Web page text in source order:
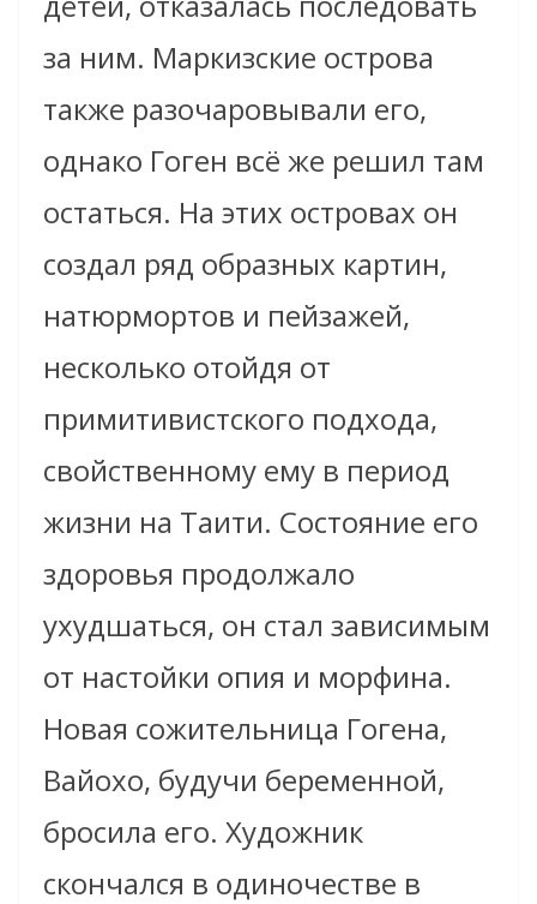
за ним. Маркизские острова
также разочаровывали его,
однако Гоген всё же решил там
остаться. На этих островах он
создал ряд образных картин,
натюрмортов и пейзажей,
несколько отойдя от
примитивистского подхода,
свойственному ему в период
жизни на Таити. Состояние его
здоровья продолжало
ухудшаться, он стал зависимым
от настойки опия и морфина.
Новая сожительница Гогена,
Вайохо, будучи беременной,
бросила его. Художник
скончался в одиночестве в